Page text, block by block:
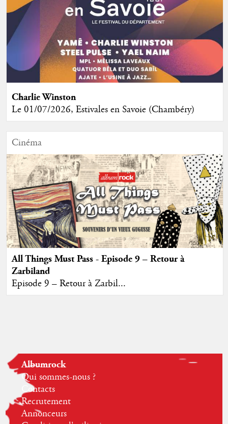
Charlie Winston
Le 01/07/2026, Estivales en Savoie (Chambéry)
Cinéma
All Things Must Pass - Episode 9 – Retour à
Zarbiland
Episode 9 – Retour à Zarbil...
Albumrock
Qui sommes-nous ?
Contacts
Recrutement
Annonceurs